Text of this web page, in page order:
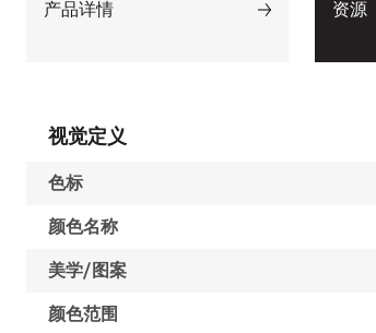
产品详情 资源
视觉定义
色标
颜色名称
美学/图案
颜色范围